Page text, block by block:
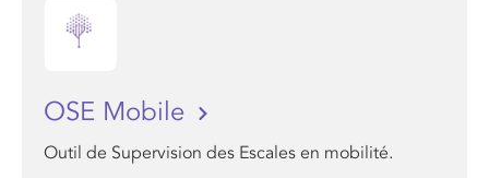
OSE Mobile
Outil de Supervision des Escales en mobilité.